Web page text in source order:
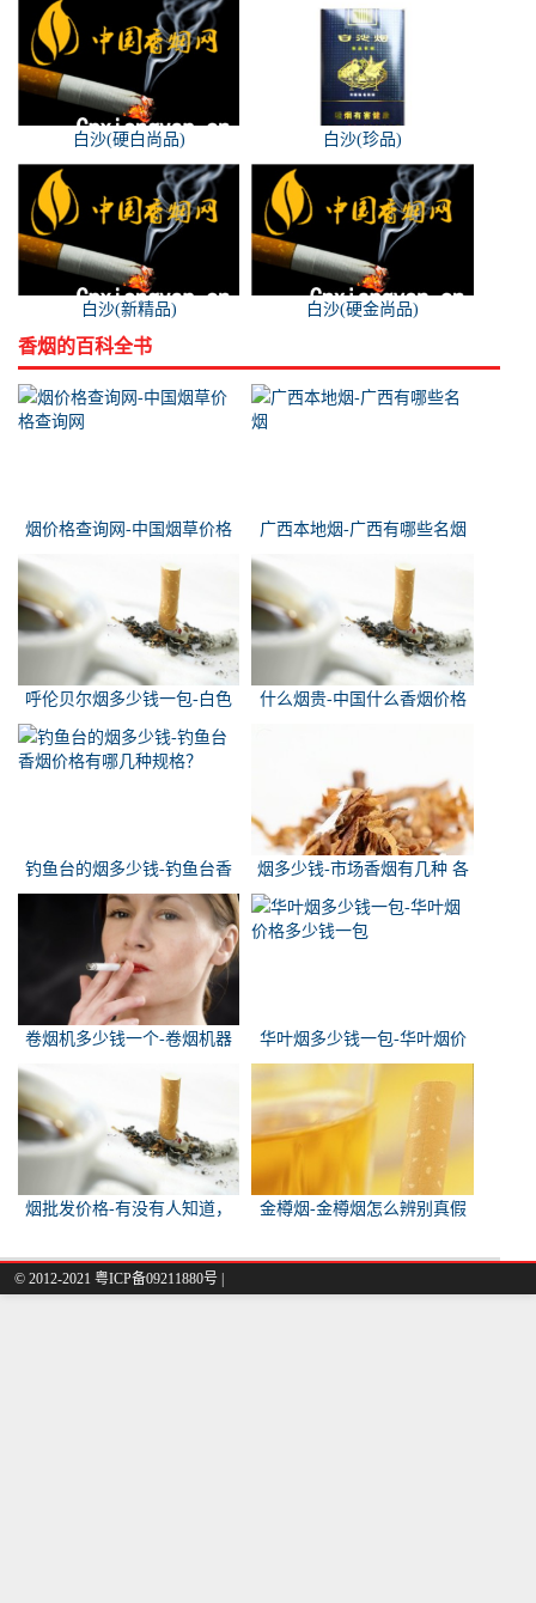
白沙(硬白尚品) 白沙(珍品)
白沙(新精品) 白沙(硬金尚品)
香烟的百科全书
烟价格查询网-中国烟草价格
广西本地烟-广西有哪些名烟
呼伦贝尔烟多少钱一包-白色
的呼伦贝尔香烟多少钱一包
什么烟贵-中国什么香烟价格
钓鱼台的烟多少钱-钓鱼台香
烟价格有哪几种规格？
烟多少钱-市场香烟有几种 各
卷烟机多少钱一个-卷烟机器
华叶烟多少钱一包-华叶烟价
格多少钱一包
烟批发价格-有没有人知道，
金樽烟-金樽烟怎么辨别真假
© 2012-2021 粤ICP备09211880号 |